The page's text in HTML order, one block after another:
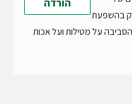
הורדה
בהשפעת
על מטילות ועל אכות